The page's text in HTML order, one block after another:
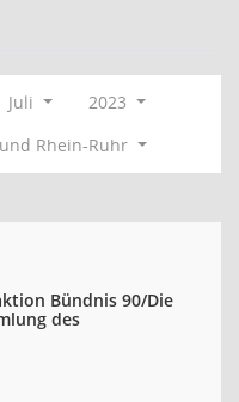
Juli
2023
Rhein-Ruhr
Bündnis 90/Die
des